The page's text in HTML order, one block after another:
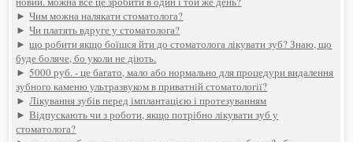
►Чим можна налякати стоматолога?
►Чи платять вдруге у стоматолога?
►що робити якщо боїшся йти до стоматолога лікувати зуб? Знаю, що
буде боляче, бо уколи не діють.
►5000 руб. - це багато, мало або нормально для процедури видалення
зубного каменю ультразвуком в приватній стоматології?
►Лікування зубів перед імплантацією і протезуванням
►Відпускають чи з роботи, якщо потрібно лікувати зуб у
стоматолога?